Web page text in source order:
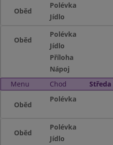
Oběd
Polévka
Jídlo
Oběd
Polévka
Jídlo
Příloha
Nápoj
Menu
Chod Středa
Oběd
Polévka
Oběd
Polévka
Jídlo